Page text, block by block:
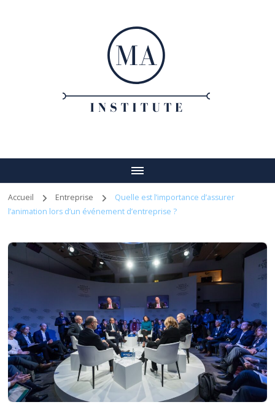
Accueil Entreprise
Quelle est l’importance d’assurer
l’animation lors d’un événement d’entreprise ?